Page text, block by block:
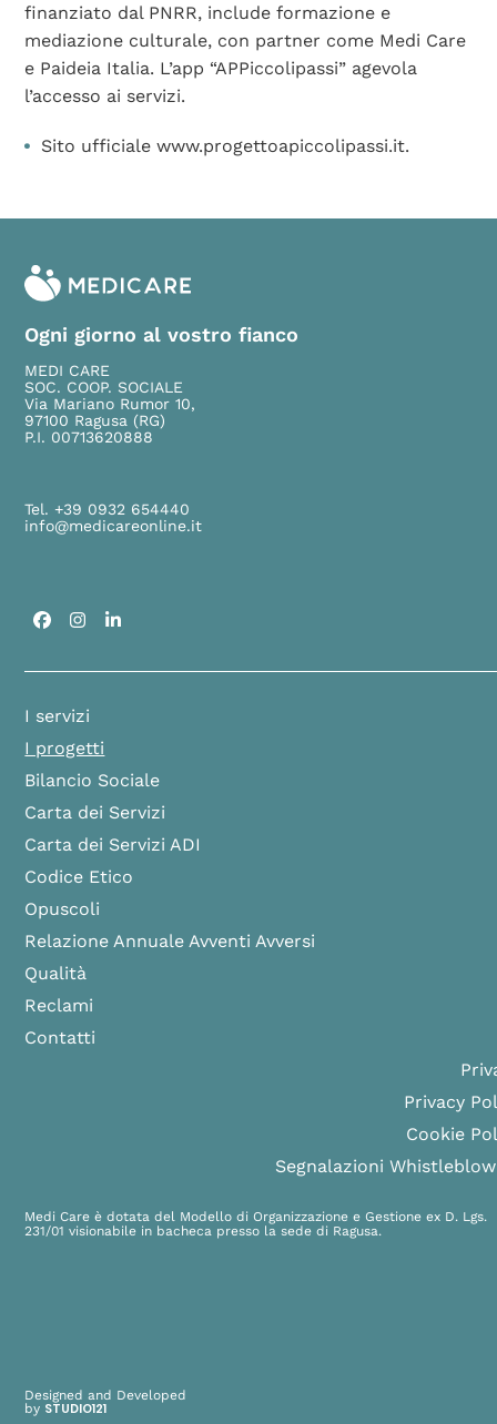
finanziato dal PNRR, include formazione e
mediazione culturale, con partner come Medi Care
e Paideia Italia. L’app “APPiccolipassi” agevola
l’accesso ai servizi.
Sito ufficialewww.progettoapiccolipassi.it.
Ogni giorno al vostro fianco
MEDI CARE
SOC. COOP. SOCIALE
Via Mariano Rumor 10,
97100 Ragusa (RG)
P.I. 00713620888
Tel. +39 0932 654440
info@medicareonline.it
Facebook
Instagram
LinkedIn
I servizi
I progetti
Bilancio Sociale
Carta dei Servizi
Carta dei Servizi ADI
Codice Etico
Opuscoli
Relazione Annuale Avventi Avversi
Qualità
Reclami
Contatti
Privacy
Cookie
Segnalazioni
Medi Care è dotata del Modello di Organizzazione e Gestione ex D. Lgs.
231/01 visionabile in bacheca presso la sede di Ragusa.
Designed and Developed
by STUDIO121